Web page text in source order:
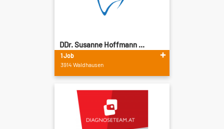
DDr. Susanne Hoffmann ...
1 Job
3914 Waldhausen